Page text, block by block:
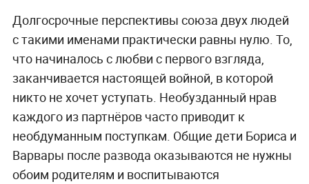
Долгосрочные перспективы союза двух людей
с такими именами практически равны нулю. То,
что начиналось с любви с первого взгляда,
заканчивается настоящей войной, в которой
никто не хочет уступать. Необузданный нрав
каждого из партнёров часто приводит к
необдуманным поступкам. Общие дети Бориса и
Варвары после развода оказываются не нужны
обоим родителям и воспитываются